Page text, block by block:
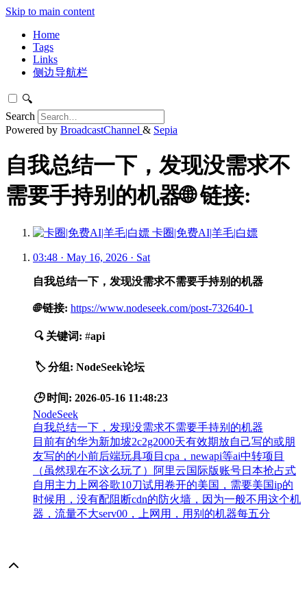
Skip to main content
Home
Tags
Links
侧边导航栏
🔍
Search
Powered by BroadcastChannel & Sepia
自我总结一下，发现没需求不
需要手持别的机器🌐 链接:
卡圈|免费AI|羊毛|白嫖
03:48 · May 16, 2026 · Sat
自我总结一下，发现没需求不需要手持别的机器
🌐 链接: https://www.nodeseek.com/post-732640-1
🔍 关键词: #api
🏷️ 分组: NodeSeek论坛
🕒 时间: 2026-05-16 11:48:23
NodeSeek
自我总结一下，发现没需求不需要手持别的机器
目前有的华为新加坡2c2g2000天有效期放自己写的或朋
友写的的小前后端玩具项目cpa，newapi等ai中转项目
（虽然现在不这么玩了）阿里云国际版账号日本抢占式
自用主力上网谷歌10刀试用卷开的美国，需要美国ip的
时候用，没有配阻断cdn的防火墙，因为一般不用这个机
器，流量不大serv00，上网用，用别的机器每五分